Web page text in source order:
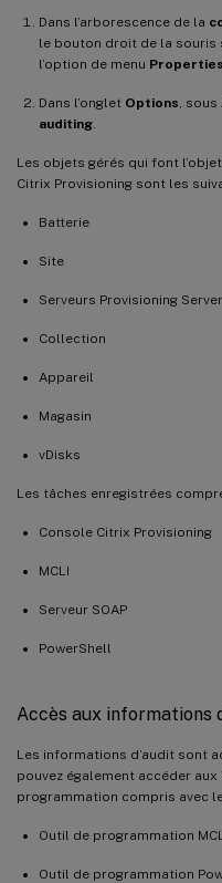
Dans l’arborescence de la
le bouton droit de la souris
l’option de menu Properties
Dans l’onglet Options , sous
auditing
Les objets gérés qui font
Citrix Provisioning sont les
Batterie
Site
Serveurs Provisioning Server
Collection
Appareil
Magasin
vDisks
Les tâches enregistrées
Console Citrix Provisioning
MCLI
Serveur SOAP
PowerShell
Accès aux informations
Les informations d’audit sont
pouvez également accéder aux
programmation compris avec
Outil de programmation
Outil de programmation